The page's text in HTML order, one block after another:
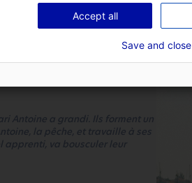
Films – avec Cécile de France,
Antoine a grandi. Ils forment un
la pêche, et travaille à ses
apprenti, va bousculer leur
Accept all
Save and close